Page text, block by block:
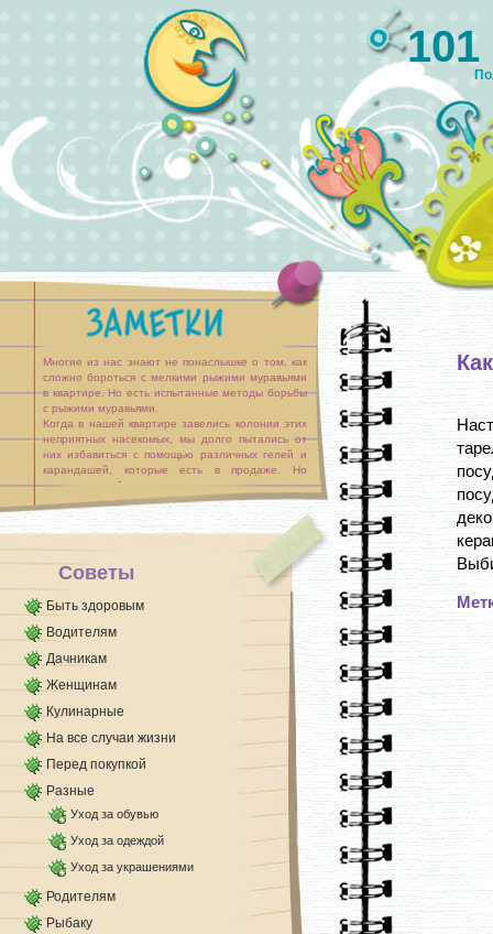
Многие из нас знают не понаслышке о том, как
сложно бороться с мелкими рыжими муравьями
в квартире. Но есть испытанные методы борьбы
с рыжими муравьями.
Когда в нашей квартире завелись колонии этих
неприятных насекомых, мы долго пытались от
них избавиться с помощью различных гелей и
карандашей, которые есть в продаже. Но
муравьи благополучно выживали и
перемещались [...]
Советы
Быть здоровым
Водителям
Дачникам
Женщинам
Кулинарные
На все случаи жизни
Перед покупкой
Разные
Уход за обувью
Уход за одеждой
Уход за украшениями
Родителям
Рыбаку